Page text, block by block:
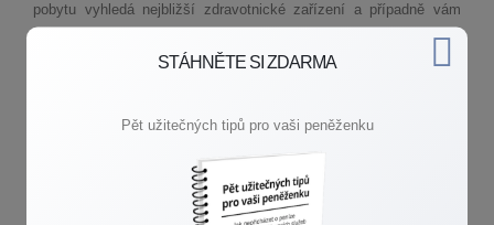
pobytu vyhledá nejbližší zdravotnické zařízení a případně vám
případě, že způsobíte nějakou škodu v zahraničí vy, zprostředkuje
právní pomoc. Navíc asistenční služby v českém jazyce fungují
24 hodin denně a 7 dní v týdnu.
STÁHNĚTE SI ZDARMA
Pět užitečných tipů pro vaši peněženku